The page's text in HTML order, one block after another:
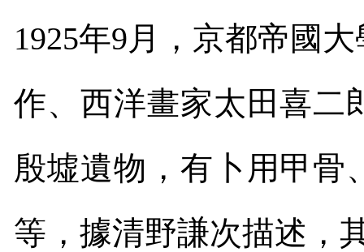
1925年9月，京都帝國
作、西洋畫家太田喜二
殷墟遺物，有卜用甲骨
等，據清野謙次描述，